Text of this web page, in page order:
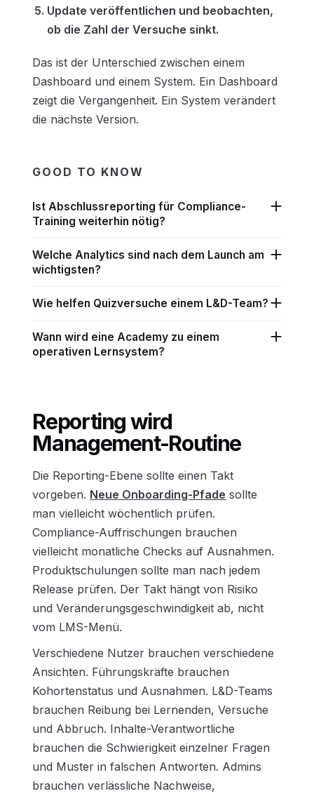
Update veröffentlichen und beobachten,
ob die Zahl der Versuche sinkt.
Das ist der Unterschied zwischen einem
Dashboard und einem System. Ein Dashboard
zeigt die Vergangenheit. Ein System verändert
die nächste Version.
GOOD TO KNOW
Ist Abschlussreporting für Compliance-
Training weiterhin nötig?
Welche Analytics sind nach dem Launch am
wichtigsten?
Wie helfen Quizversuche einem L&D-Team?
Wann wird eine Academy zu einem
operativen Lernsystem?
Reporting wird
Management-Routine
Die Reporting-Ebene sollte einen Takt
vorgeben. Neue Onboarding-Pfade sollte
man vielleicht wöchentlich prüfen.
Compliance-Auffrischungen brauchen
vielleicht monatliche Checks auf Ausnahmen.
Produktschulungen sollte man nach jedem
Release prüfen. Der Takt hängt von Risiko
und Veränderungsgeschwindigkeit ab, nicht
vom LMS-Menü.
Verschiedene Nutzer brauchen verschiedene
Ansichten. Führungskräfte brauchen
Kohortenstatus und Ausnahmen. L&D-Teams
brauchen Reibung bei Lernenden, Versuche
und Abbruch. Inhalte-Verantwortliche
brauchen die Schwierigkeit einzelner Fragen
und Muster in falschen Antworten. Admins
brauchen verlässliche Nachweise,